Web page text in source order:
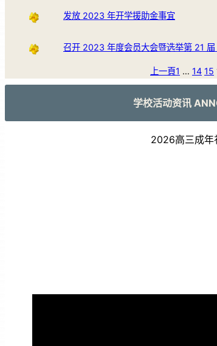
发放 2023 年开学援助金事宜
召开 2023 年度会员大会暨选举第 21
上一頁1 … 14 15
学校活动资讯
2026高三成年